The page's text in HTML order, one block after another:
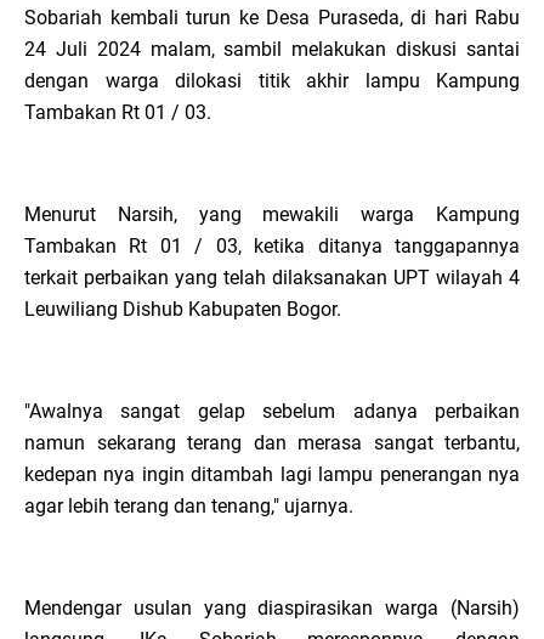
Sobariah kembali turun ke Desa Puraseda, di hari Rabu
24 Juli 2024 malam, sambil melakukan diskusi santai
dengan warga dilokasi titik akhir lampu Kampung
Tambakan Rt 01 / 03.
Menurut Narsih, yang mewakili warga Kampung
Tambakan Rt 01 / 03, ketika ditanya tanggapannya
terkait perbaikan yang telah dilaksanakan UPT wilayah 4
Leuwiliang Dishub Kabupaten Bogor.
"Awalnya sangat gelap sebelum adanya perbaikan
namun sekarang terang dan merasa sangat terbantu,
kedepan nya ingin ditambah lagi lampu penerangan nya
agar lebih terang dan tenang," ujarnya.
Mendengar usulan yang diaspirasikan warga (Narsih)